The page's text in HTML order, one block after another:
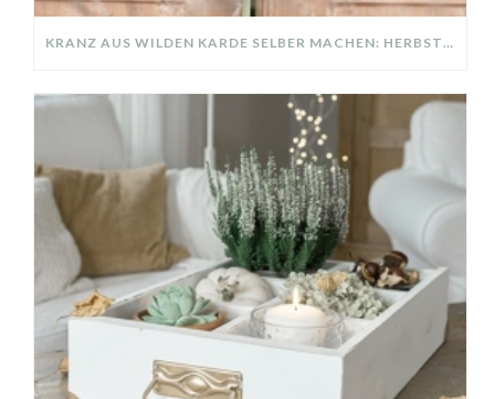
KRANZ AUS WILDEN KARDE SELBER MACHEN: HERBSTDEKO GANZ EINFACH